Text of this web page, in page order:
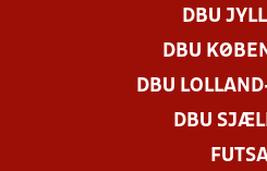
DBU
DBU
DBU
DBU